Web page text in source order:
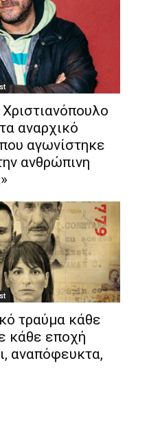
αναρχικό
αγωνίστηκε
ανθρώπινη
τραύμα κάθε
κάθε εποχή
αναπόφευκτα,